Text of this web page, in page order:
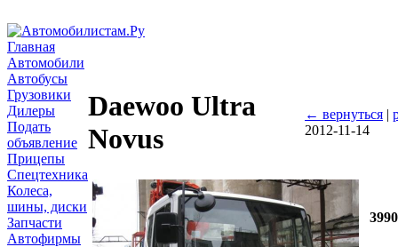
Главная
Автомобили
Автобусы
Грузовики
Дилеры
Подать
объявление
Прицепы
Спецтехника
Колеса,
шины, диски
Запчасти
Автофирмы
Daewoo Ultra
Novus
← вернуться |
2012-11-14